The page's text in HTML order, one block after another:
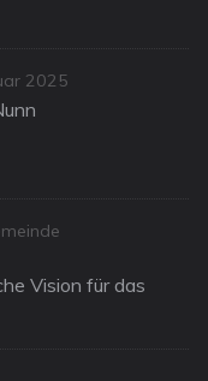
2025
Vision für das